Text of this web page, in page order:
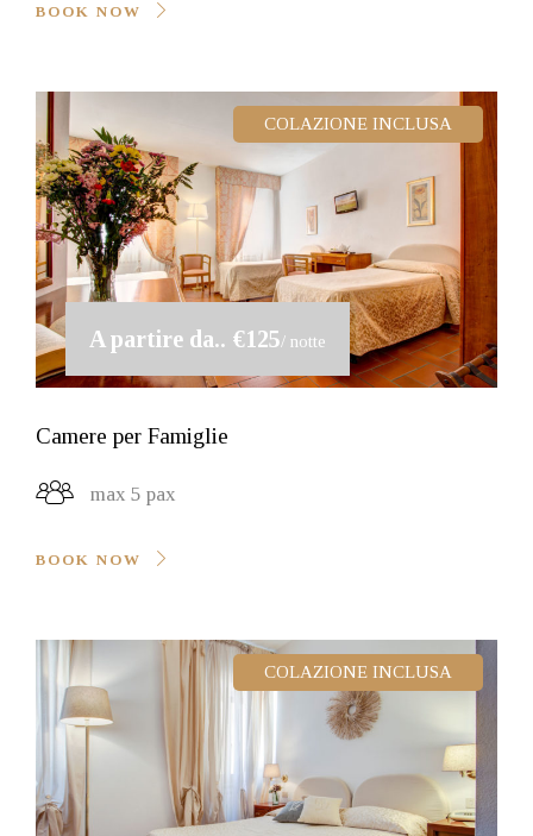
BOOK NOW
A partire da.. €125/ notte
COLAZIONE INCLUSA
Camere per Famiglie
max 5 pax
BOOK NOW
COLAZIONE INCLUSA